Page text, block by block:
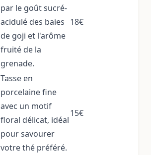
par le goût sucré-
acidulé des baies
de goji et l'arôme
fruité de la
grenade.
18€
Tasse en
porcelaine fine
avec un motif
floral délicat, idéal
pour savourer
votre thé préféré.
15€